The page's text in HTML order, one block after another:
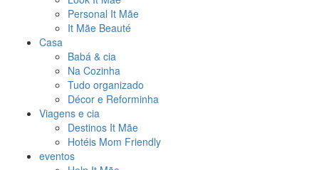
Personal It Mãe
It Mãe Beauté
Casa
Babá & cia
Na Cozinha
Tudo organizado
Décor e Reforminha
Viagens e cia
Destinos It Mãe
Hotéis Mom Friendly
eventos